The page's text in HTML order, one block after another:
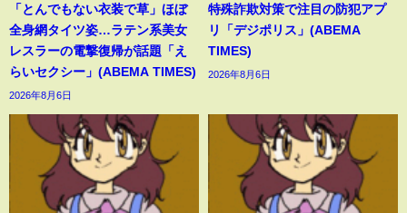
「とんでもない衣装で草」ほぼ
全身網タイツ姿…ラテン系美女
レスラーの電撃復帰が話題「え
らいセクシー」(ABEMA TIMES)
2026年8月6日
特殊詐欺対策で注目の防犯アプ
リ「デジポリス」(ABEMA
TIMES)
2026年8月6日